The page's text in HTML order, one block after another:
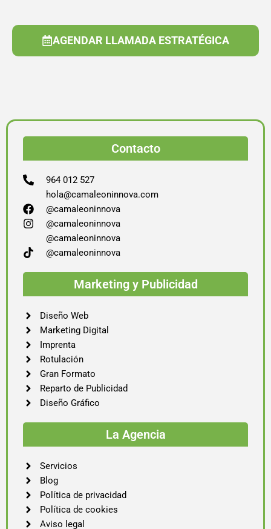
AGENDAR LLAMADA ESTRATÉGICA
Contacto
964 012 527
hola@camaleoninnova.com
@camaleoninnova
@camaleoninnova
@camaleoninnova
@camaleoninnova
Marketing y Publicidad
Diseño Web
Marketing Digital
Imprenta
Rotulación
Gran Formato
Reparto de Publicidad
Diseño Gráfico
La Agencia
Servicios
Blog
Política de privacidad
Política de cookies
Aviso legal